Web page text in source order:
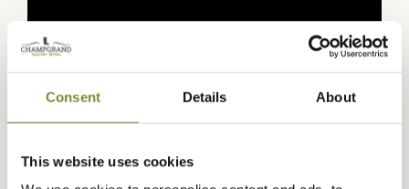
Consent Details About
This website uses cookies